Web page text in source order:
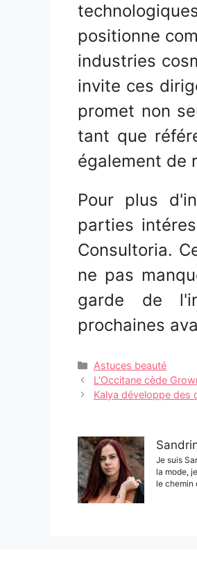
positionne
industries
invite ces
promet non
tant que
également de
Pour plus
parties
Consultoria.
ne pas
garde de
prochaines
Catégories
Astuces beauté
Navigation
des
L'Occitane cède
Kalya développe des
Je suis
la mode,
le chemin